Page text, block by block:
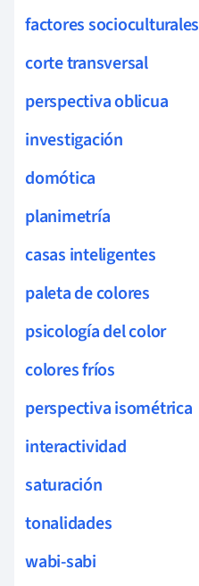
factores socioculturales
corte transversal
perspectiva oblicua
investigación
domótica
planimetría
casas inteligentes
paleta de colores
psicología del color
colores fríos
perspectiva isométrica
interactividad
saturación
tonalidades
wabi-sabi